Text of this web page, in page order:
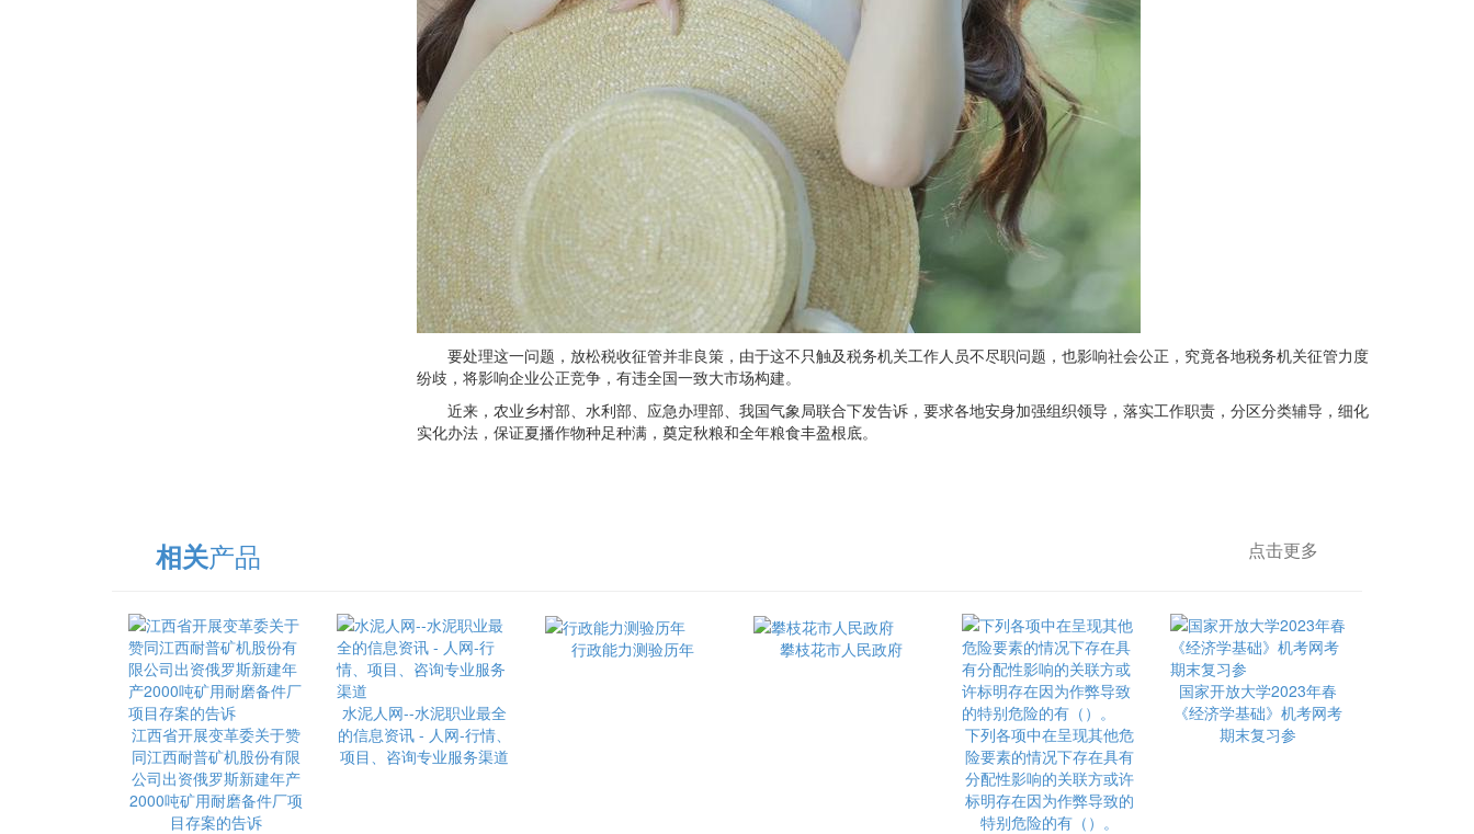
要处理这一问题，放松税收征管并非良策，由于这不只触及税务机关工作人员不尽职问题，也影响社会公正，究竟各地税务机关征管力度
纷歧，将影响企业公正竞争，有违全国一致大市场构建。
近来，农业乡村部、水利部、应急办理部、我国气象局联合下发告诉，要求各地安身加强组织领导，落实工作职责，分区分类辅导，细化
实化办法，保证夏播作物种足种满，奠定秋粮和全年粮食丰盈根底。
相关产品 点击更多
江西省开展变革委关于赞
同江西耐普矿机股份有限
公司出资俄罗斯新建年产
2000吨矿用耐磨备件厂项
目存案的告诉
水泥人网--水泥职业最全
的信息资讯 - 人网-行情、
项目、咨询专业服务渠道
行政能力测验历年 攀枝花市人民政府
下列各项中在呈现其他危
险要素的情况下存在具有
分配性影响的关联方或许
标明存在因为作弊导致的
特别危险的有（）。
国家开放大学2023年春
《经济学基础》机考网考
期末复习参